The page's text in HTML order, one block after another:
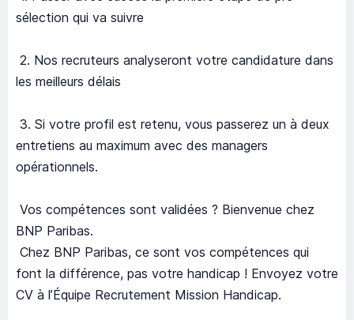
sélection qui va suivre
2. Nos recruteurs analyseront votre candidature dans
les meilleurs délais
3. Si votre profil est retenu, vous passerez un à deux
entretiens au maximum avec des managers
opérationnels.
Vos compétences sont validées ? Bienvenue chez
BNP Paribas.
Chez BNP Paribas, ce sont vos compétences qui
font la différence, pas votre handicap ! Envoyez votre
CV à l’Équipe Recrutement Mission Handicap.